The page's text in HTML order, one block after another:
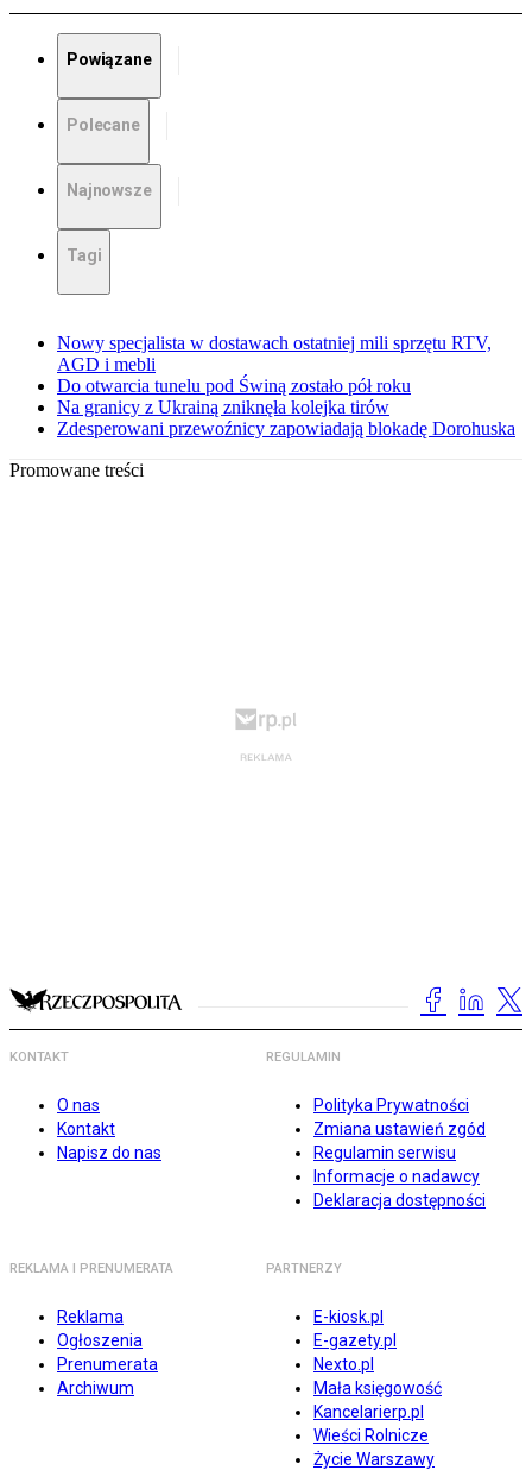
Powiązane
Polecane
Najnowsze
Tagi
Nowy specjalista w dostawach ostatniej mili sprzętu RTV,
AGD i mebli
Do otwarcia tunelu pod Świną zostało pół roku
Na granicy z Ukrainą zniknęła kolejka tirów
Zdesperowani przewoźnicy zapowiadają blokadę Dorohuska
Promowane treści
KONTAKT
O nas
Kontakt
Napisz do nas
REGULAMIN
Polityka Prywatności
Zmiana ustawień zgód
Regulamin serwisu
Informacje o nadawcy
Deklaracja dostępności
REKLAMA I PRENUMERATA
Reklama
Ogłoszenia
Prenumerata
Archiwum
PARTNERZY
E-kiosk.pl
E-gazety.pl
Nexto.pl
Mała księgowość
Kancelarierp.pl
Wieści Rolnicze
Życie Warszawy